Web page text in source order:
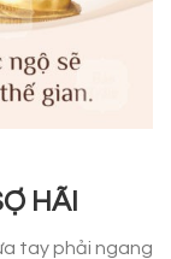
HÃI
tay phải ngang